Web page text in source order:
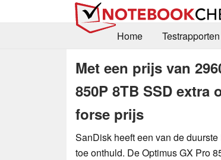
Home
Testrapporten
Met een prijs van
850P 8TB SSD extra
forse prijs
SanDisk heeft een van de
toe onthuld. De Optimus GX Pro